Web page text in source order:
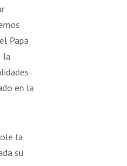
Papa
la
en la
la
su